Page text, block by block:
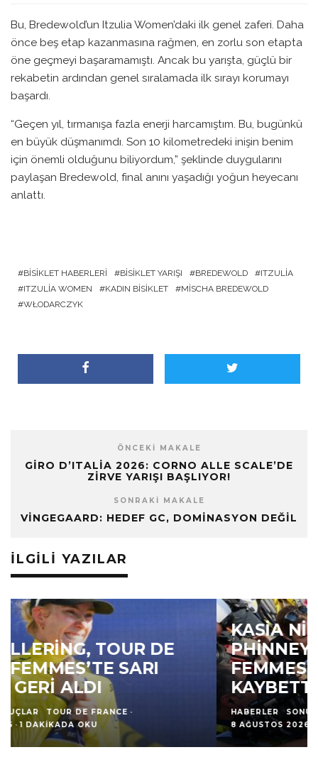
Bu, Bredewold’un Itzulia Women’daki ilk genel zaferi. Daha
önce beş etap kazanmasına rağmen, en zorlu son etapta
öne geçmeyi başaramamıştı. Ancak bu yarışta, güçlü bir
rekabetin ardından genel sıralamada ilk sırayı korumayı
başardı.
“Geçen yıl, tırmanışa fazla enerji harcamıştım. Bu, bugünkü
en büyük düşmanımdı. Son 10 kilometredeki inişin benim
için önemli olduğunu biliyordum,” şeklinde duygularını
paylaşan Bredewold, final anını yaşadığı yoğun heyecanı
anlattı.
BISIKLET HABERLERI BISIKLET YARIŞI BREDEWOLD
ITZULIA
ITZULIA WOMEN
KADIN BISIKLET
MISCHA BREDEWOLD
WŁODARCZYK
ÖNCEKI MAKALE
GIRO D’ITALIA 2026: CORNO ALLE SCALE’DE
ZIRVE YARIŞI BAŞLIYOR!
SONRAKI MAKALE
VINGEGAARD: HEDEF GC, DOMINASYON DEĞIL
İLGILI YAZILAR
KASIA NIEWIADOMA-
PHINNEY, TOUR DE FRANCE
FEMMES’TE SARI MAYO’YU
KAYBETTI
HABERLER SONUÇLAR
8 AĞUSTOS 2026 · 1 DAKIKADA OKU